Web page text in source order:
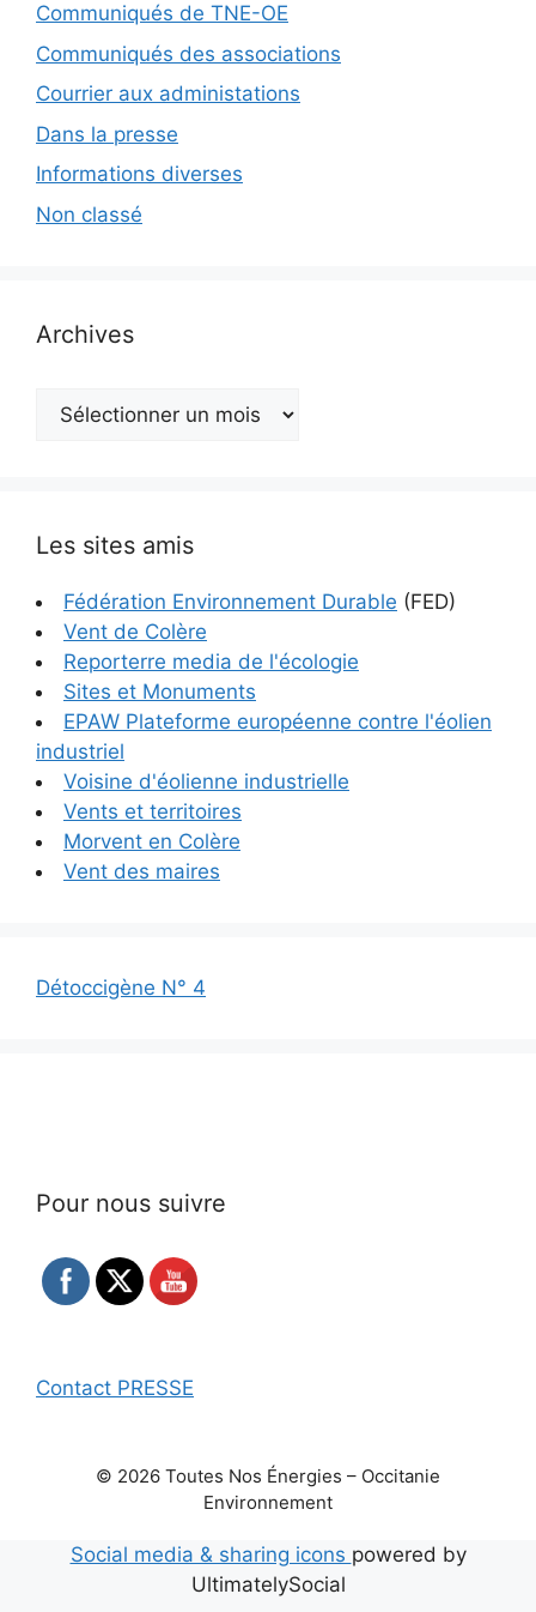
Communiqués de TNE-OE
Communiqués des associations
Courrier aux administations
Dans la presse
Informations diverses
Non classé
Archives
Archives
Les sites amis
Fédération Environnement Durable (FED)
Vent de Colère
Reporterre media de l'écologie
Sites et Monuments
EPAW Plateforme européenne contre l'éolien
industriel
Voisine d'éolienne industrielle
Vents et territoires
Morvent en Colère
Vent des maires
Détoccigène N° 4
Pour nous suivre
Contact PRESSE
© 2026 Toutes Nos Énergies – Occitanie
Environnement
Social media & sharing icons powered by
UltimatelySocial